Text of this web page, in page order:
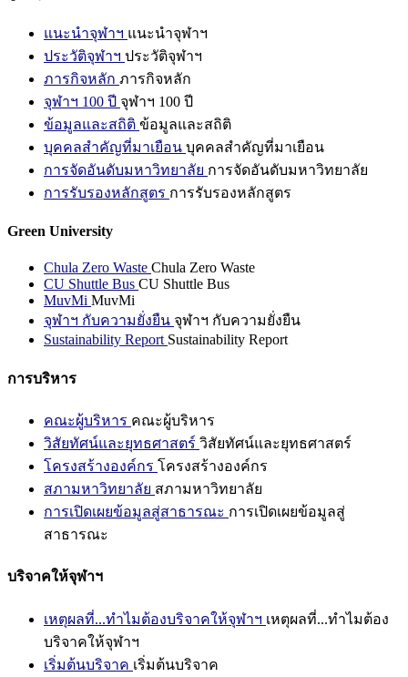
แนะนำจุฬาฯ แนะนำจุฬาฯ
ประวัติจุฬาฯ ประวัติจุฬาฯ
ภารกิจหลัก ภารกิจหลัก
จุฬาฯ 100 ปี จุฬาฯ 100 ปี
ข้อมูลและสถิติ ข้อมูลและสถิติ
บุคคลสำคัญที่มาเยือน บุคคลสำคัญที่มาเยือน
การจัดอันดับมหาวิทยาลัย การจัดอันดับมหาวิทยาลัย
การรับรองหลักสูตร การรับรองหลักสูตร
Green University
Chula Zero Waste Chula Zero Waste
CU Shuttle Bus CU Shuttle Bus
MuvMi MuvMi
จุฬาฯ กับความยั่งยืน จุฬาฯ กับความยั่งยืน
Sustainability Report Sustainability Report
การบริหาร
คณะผู้บริหาร คณะผู้บริหาร
วิสัยทัศน์และยุทธศาสตร์ วิสัยทัศน์และยุทธศาสตร์
โครงสร้างองค์กร โครงสร้างองค์กร
สภามหาวิทยาลัย สภามหาวิทยาลัย
การเปิดเผยข้อมูลสู่สาธารณะ การเปิดเผยข้อมูลสู่
สาธารณะ
บริจาคให้จุฬาฯ
เหตุผลที่...ทำไมต้องบริจาคให้จุฬาฯ เหตุผลที่...ทำไมต้อง
บริจาคให้จุฬาฯ
เริ่มต้นบริจาค เริ่มต้นบริจาค